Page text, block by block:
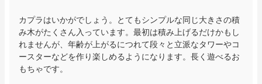
カプラはいかがでしょう。とてもシンプルな同じ大きさの積
み木がたくさん入っています。最初は積み上げるだけかもし
れませんが、年齢が上がるにつれて段々と立派なタワーやコ
ースターなどを作り楽しめるようになります。長く遊べるお
もちゃです。